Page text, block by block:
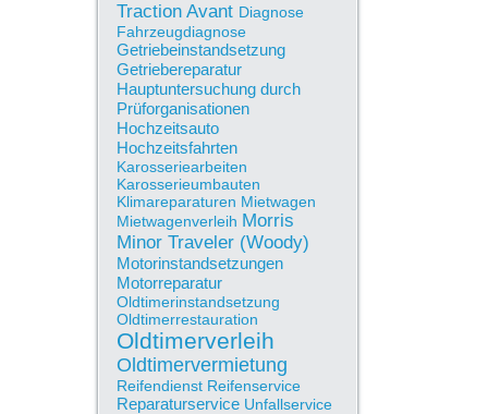
Traction Avant Diagnose
Fahrzeugdiagnose
Getriebeinstandsetzung
Getriebereparatur
Hauptuntersuchung durch
Prüforganisationen
Hochzeitsauto
Hochzeitsfahrten
Karosseriearbeiten
Karosserieumbauten
Klimareparaturen Mietwagen
Mietwagenverleih Morris
Minor Traveler (Woody)
Motorinstandsetzungen
Motorreparatur
Oldtimerinstandsetzung
Oldtimerrestauration
Oldtimerverleih
Oldtimervermietung
Reifendienst Reifenservice
Reparaturservice Unfallservice